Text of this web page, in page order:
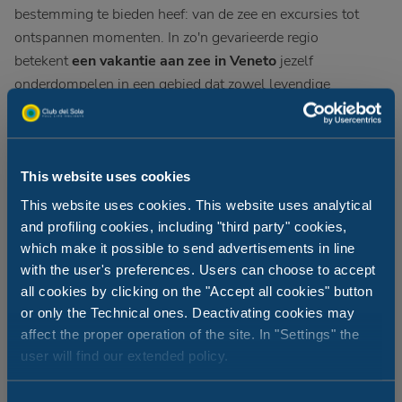
This website uses cookies
This website uses cookies. This website uses analytical
and profiling cookies, including "third party" cookies,
which make it possible to send advertisements in line
with the user's preferences. Users can choose to accept
all cookies by clicking on the "Accept all cookies" button
or only the Technical ones. Deactivating cookies may
affect the proper operation of the site. In "Settings" the
user will find our extended policy.
bestemming te bieden heef: van de zee en excursies tot
ontspannen momenten. In zo'n gevarieerde regio
betekenteen vakantie aan zee in Veneto jezelf
onderdompelen in een gebied dat zowel levendige
badplaatsen als rustigere plekjes biedt, altijd in nauwe
Eenvakantiepark in Jesolois de ideale keuze voor wie
comfort, voorzieningen en een strategische ligging wil
combineren. HetJesolo Family Resortvan Club del Sole,
met uitzicht op zee en omgeven door de natuur, is speciaal
ontworpen voor gezinnen, stellen en reizigers die op zoek
zijn naar een complete vakantie. Hier wissel je stranddagen
moeiteloos af met ontspanning, dankzij voorzieningen
zoals een zwembad, privéstrand, restaurant en
wellnesscentrum, voor een verblijf dat comfort en vrijheid
samenbrengt. De locatie, op loopafstand van de